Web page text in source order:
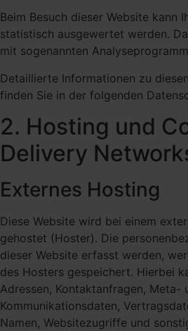
Beim Besuch dieser Website kann
statistisch ausgewertet werden.
mit sogenannten
Detaillierte Informationen zu
finden Sie in der folgenden
2. Hosting und
Delivery
Externes Hosting
Diese Website wird bei einem
gehostet (Hoster). Die
dieser Website erfasst werden,
des Hosters gespeichert. Hierbei
Adressen, Kontaktanfragen, Meta-
Kommunikationsdaten,
Namen, Websitezugriffe und